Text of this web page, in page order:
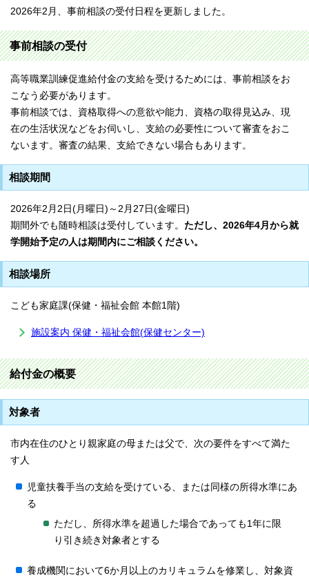
2026年2月、事前相談の受付日程を更新しました。
事前相談の受付
高等職業訓練促進給付金の支給を受けるためには、事前相談をお
こなう必要があります。
事前相談では、資格取得への意欲や能力、資格の取得見込み、現
在の生活状況などをお伺いし、支給の必要性について審査をおこ
ないます。審査の結果、支給できない場合もあります。
相談期間
2026年2月2日(月曜日)～2月27日(金曜日)
期間外でも随時相談は受付しています。 ただし、2026年4月から就
学開始予定の人は期間内にご相談ください。
相談場所
こども家庭課(保健・福祉会館 本館1階)
施設案内 保健・福祉会館(保健センター)
給付金の概要
対象者
市内在住のひとり親家庭の母または父で、次の要件をすべて満た
す人
児童扶養手当の支給を受けている、または同様の所得水準にあ
る
ただし、所得水準を超過した場合であっても1年に限
り引き続き対象者とする
養成機関において6か月以上のカリキュラムを修業し、対象資